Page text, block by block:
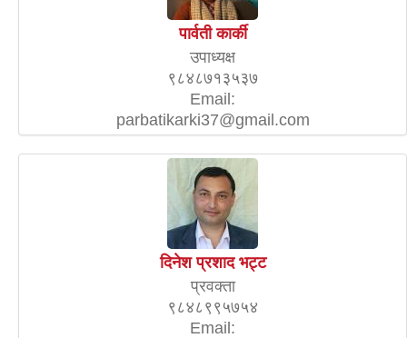
पार्वती कार्की
उपाध्यक्ष
९८४८७१३५३७
Email:
parbatikarki37@gmail.com
दिनेश प्रशाद भट्ट
प्रवक्ता
९८४८९९५७५४
Email: